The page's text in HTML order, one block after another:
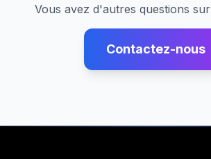
Vous avez d'autres questions sur
Contactez-nous